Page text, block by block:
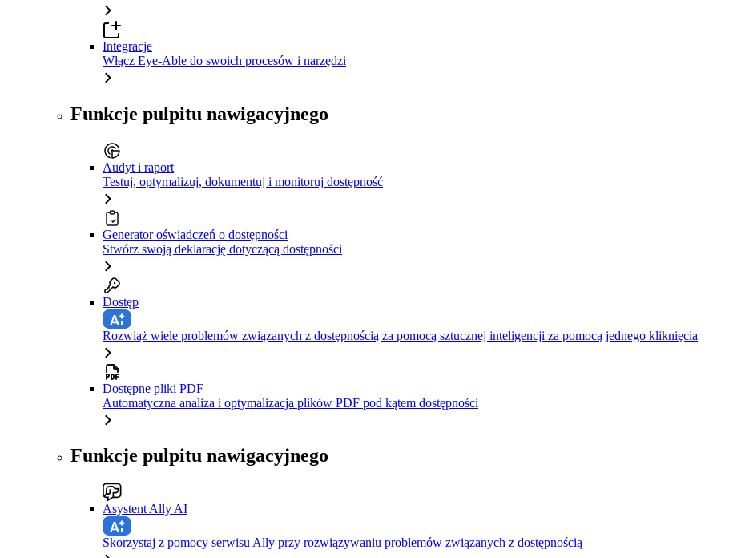
Integracje
Włącz Eye-Able do swoich procesów i narzędzi
Funkcje pulpitu nawigacyjnego
Audyt i raport
Testuj, optymalizuj, dokumentuj i monitoruj dostępność
Generator oświadczeń o dostępności
Stwórz swoją deklarację dotyczącą dostępności
Dostęp
Rozwiąż wiele problemów związanych z dostępnością za pomocą sztucznej inteligencji za pomocą jednego kliknięcia
Dostępne pliki PDF
Automatyczna analiza i optymalizacja plików PDF pod kątem dostępności
Funkcje pulpitu nawigacyjnego
Asystent Ally AI
Skorzystaj z pomocy serwisu Ally przy rozwiązywaniu problemów związanych z dostępnością